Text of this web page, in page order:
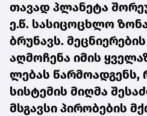
თა­ვად პლა­ნე­ტა
ე.წ. სა­სი­ცო­ცხლო
ბრუ­ნავს.
აღ­მო­ჩე­ნა იმის
ლე­ბას წარ­მო­ად­გენს,
სის­ტე­მის მიღ­მა
მსგავ­სი პი­რო­ბე­ბის